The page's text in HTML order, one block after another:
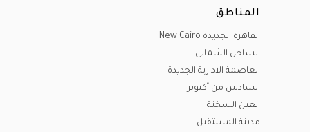
المناطق
القاهرة الجديدة New Cairo
الساحل الشمالى
العاصمة الادارية الجديدة
السادس من أكتوبر
العين السخنة
مدينة المستقبل